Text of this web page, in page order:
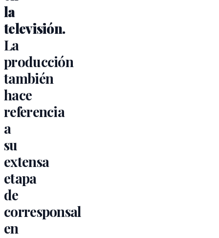
la
televisión.
La
producción
también
hace
referencia
a
su
extensa
etapa
de
corresponsal
en